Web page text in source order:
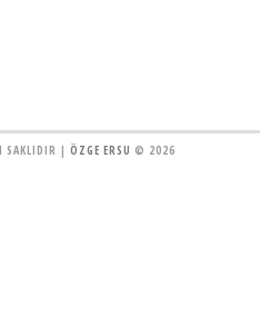
SAKLIDIR | ÖZGE ERSU © 2026